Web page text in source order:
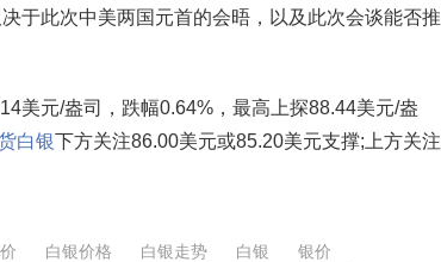
于此次中美两国元首的会晤，以及此次会谈能否推
美元/盎司，跌幅0.64%，最高上探88.44美元/盎
白银下方关注86.00美元或85.20美元支撑;上方关注
白银价格 白银走势 白银 银价